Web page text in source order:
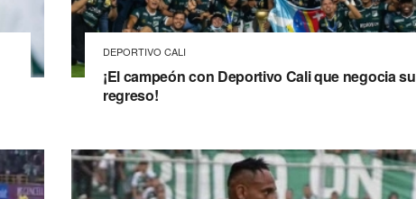
DEPORTIVO CALI
¡El campeón con Deportivo Cali que negocia su
regreso!